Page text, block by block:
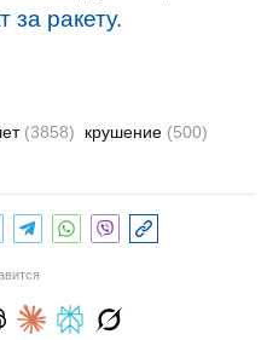
ракету.
(3858) крушение (500)